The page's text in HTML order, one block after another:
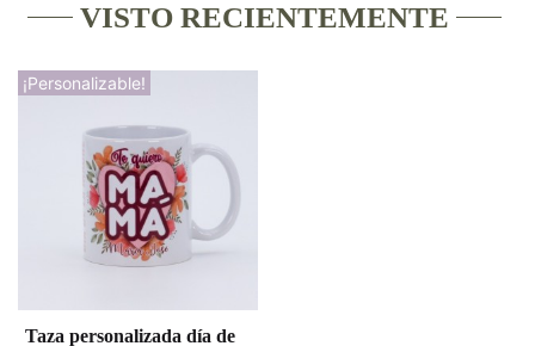
VISTO RECIENTEMENTE
¡Personalizable!
Taza personalizada día de